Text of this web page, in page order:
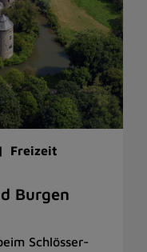
Freizeit
Burgen
Schlösser-